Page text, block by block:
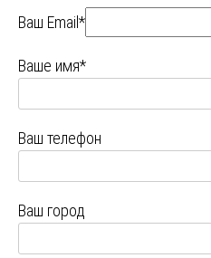
Ваш Email*
Ваше имя*
Ваш телефон
Ваш город